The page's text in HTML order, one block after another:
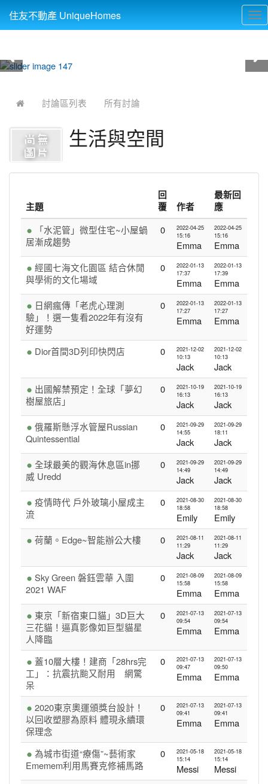
住友不動產 UniqueHomes
討論區列表 所有討論
生活與空間
主題
回
覆
作者
最新回
應
「水泥管」微型住宅~小屋蝸
居漸成趨勢
0
2022-04-25
15:16
Emma
2022-04-25
15:16
Emma
經國七海文化園區 結合休閒
與學術的文化場域
0
2022-01-13
17:37
Emma
2022-01-13
17:39
Emma
日網瘋傳「老虎心理測
驗」！選一隻看2022年有沒有
好運勢
0
2022-01-13
17:27
Emma
2022-01-13
17:27
Emma
Dior首間3D列印快閃店 0
2021-12-02
10:13
Jack
2021-12-02
10:13
Jack
出國解禁預定！全球「夢幻
樹屋旅店」
0
2021-10-19
16:13
Jack
2021-10-19
16:13
Jack
俄羅斯懸浮水管屋Russian
Quintessential
0
2021-09-29
14:55
Jack
2021-09-29
18:11
Jack
全球最美的觀海休息區in挪
威 Uredd
0
2021-09-29
14:49
Jack
2021-09-29
14:49
Jack
疫情時代 戶外玻璃小屋成主
流
0
2021-08-30
18:58
Emily
2021-08-30
18:58
Emily
荷蘭。Edge~智能辦公大樓
0
2021-08-11
11:29
Jack
2021-08-11
11:29
Jack
Sky Green 磐鈺雲華 入圍
2021 WAF
0
2021-08-09
15:58
Emma
2021-08-09
15:58
Emma
東京「新宿東口貓」3D巨大
三花貓！逼真影像如巨型貓星
人降臨
0
2021-07-13
09:54
Emma
2021-07-13
09:54
Emma
蓋10層大樓！建商「28hrs完
工」：抗震抗颱又耐用 網驚
呆
0
2021-07-13
09:47
Emma
2021-07-13
09:50
Emma
2020東京奧運頒獎台設計！
以回收塑膠為原料 體現永續環
保理念
0
2021-07-13
09:41
Emma
2021-07-13
09:41
Emma
為城市街道“療傷”~藝術家
Ememem利用馬賽克修補馬路
0
2021-05-18
15:14
Messi
2021-05-18
15:14
Messi